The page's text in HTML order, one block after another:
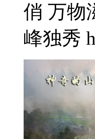
俏 万物
峰独秀